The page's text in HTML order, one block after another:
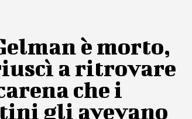
è morto,
a ritrovare
che i
gli avevano